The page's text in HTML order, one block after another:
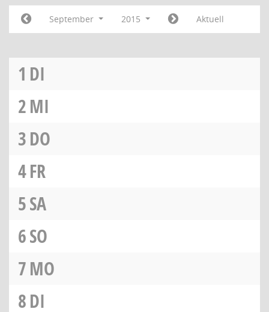
September 2015 Aktuell
1 DI
2MI
3DO
4FR
5SA
6SO
7MO
8DI